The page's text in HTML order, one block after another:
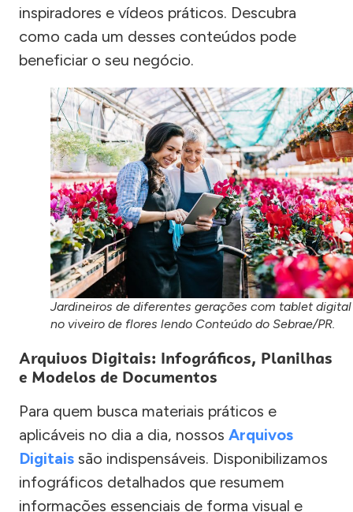
inspiradores e vídeos práticos. Descubra
como cada um desses conteúdos pode
beneficiar o seu negócio.
Jardineiros de diferentes gerações com tablet digital
no viveiro de flores lendo Conteúdo do Sebrae/PR.
Arquivos Digitais: Infográficos, Planilhas
e Modelos de Documentos
Para quem busca materiais práticos e
aplicáveis no dia a dia, nossos Arquivos
Digitais são indispensáveis. Disponibilizamos
infográficos detalhados que resumem
informações essenciais de forma visual e